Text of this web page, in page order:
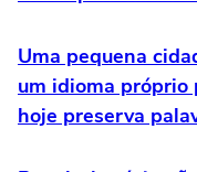
Uma pequena
um idioma próprio
hoje preserva